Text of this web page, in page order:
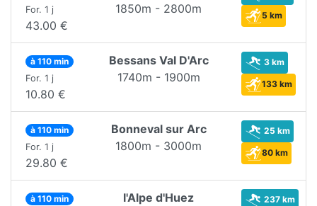
For. 1 j
43.00 €
1850m - 2800m
5 km
à 110 min
For. 1 j
10.80 €
Bessans Val D'Arc
1740m - 1900m
3 km
133 km
à 110 min
For. 1 j
29.80 €
Bonneval sur Arc
1800m - 3000m
25 km
80 km
à 110 min
l'Alpe d'Huez
237 km